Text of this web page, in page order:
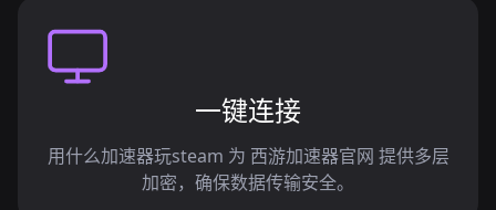
一键连接
用什么加速器玩steam 为 西游加速器官网 提供多层
加密，确保数据传输安全。